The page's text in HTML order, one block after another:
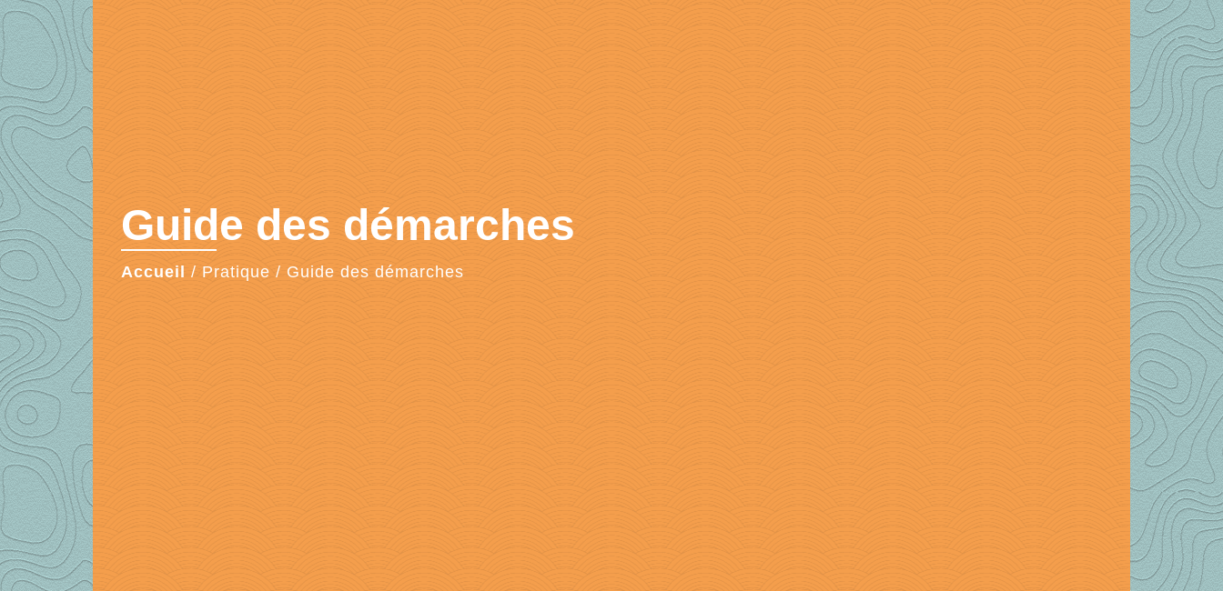
Guide des démarches
Accueil / Pratique / Guide des démarches